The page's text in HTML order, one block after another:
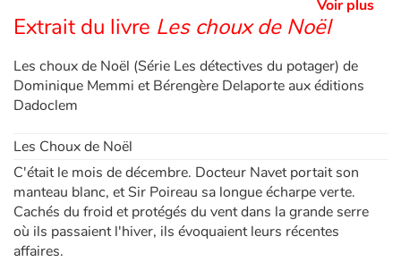
Voir plus
Extrait du livre Les choux de Noël
Les choux de Noël (Série Les détectives du potager) de
Dominique Memmi et Bérengère Delaporte aux éditions
Dadoclem
Les Choux de Noël
C'était le mois de décembre. Docteur Navet portait son
manteau blanc, et Sir Poireau sa longue écharpe verte.
Cachés du froid et protégés du vent dans la grande serre
où ils passaient l'hiver, ils évoquaient leurs récentes
affaires.